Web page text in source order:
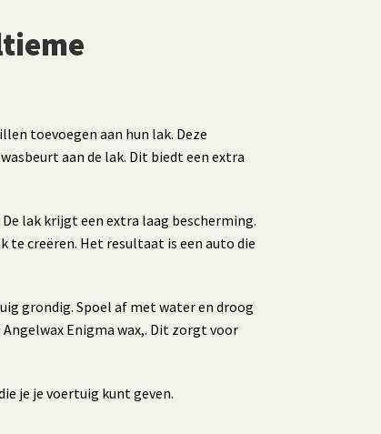
toevoegen aan hun lak. Deze
aan de lak. Dit biedt een extra
lak krijgt een extra laag bescherming.
te creëren. Het resultaat is een auto die
grondig. Spoel af met water en droog
Enigma wax,. Dit zorgt voor
je je voertuig kunt geven.